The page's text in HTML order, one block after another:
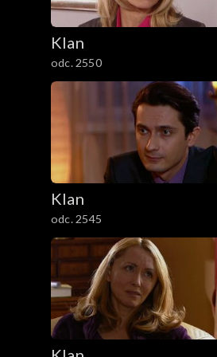
Klan
odc. 2550
Klan
odc. 2545